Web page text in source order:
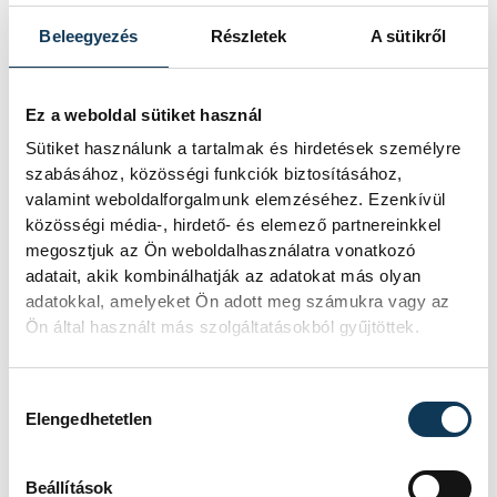
Beleegyezés Részletek A sütikről
Ez a weboldal sütiket használ
Sütiket használunk a tartalmak és hirdetések személyre
szabásához, közösségi funkciók biztosításához,
valamint weboldalforgalmunk elemzéséhez. Ezenkívül
közösségi média-, hirdető- és elemező partnereinkkel
megosztjuk az Ön weboldalhasználatra vonatkozó
adatait, akik kombinálhatják az adatokat más olyan
adatokkal, amelyeket Ön adott meg számukra vagy az
Ön által használt más szolgáltatásokból gyűjtöttek.
Elengedhetetlen
Beállítások
TOVÁBBI CIKKEK
KULTÚRA
A magyar dzsessz- és
világzene kiemelkedő
előadói lépnek fel az
augusztus 13-án kezdődő
Malomvölgy Fesztiválon
A magyar dzsessz- és világzene
kiemelkedő előadói lépnek fel az
Márffy-ház környezetében rendezett